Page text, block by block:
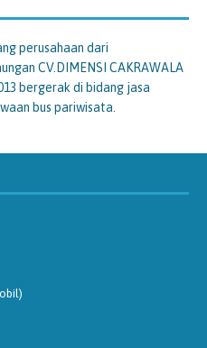
perusahaan dari
CV.DIMENSI CAKRAWALA
bergerak di bidang jasa
bus pariwisata.